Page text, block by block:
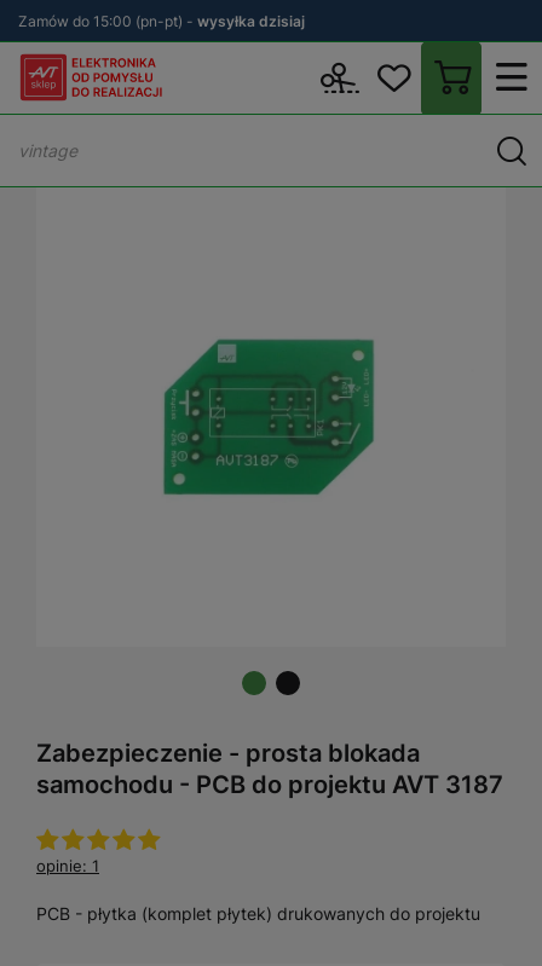
Zamów do 15:00 (pn-pt) - wysyłka dzisiaj
PCB -
Zabezpieczenie - prosta blokada
samochodu - PCB do projektu AVT 3187
opinie: 1
PCB - płytka (komplet płytek) drukowanych do projektu